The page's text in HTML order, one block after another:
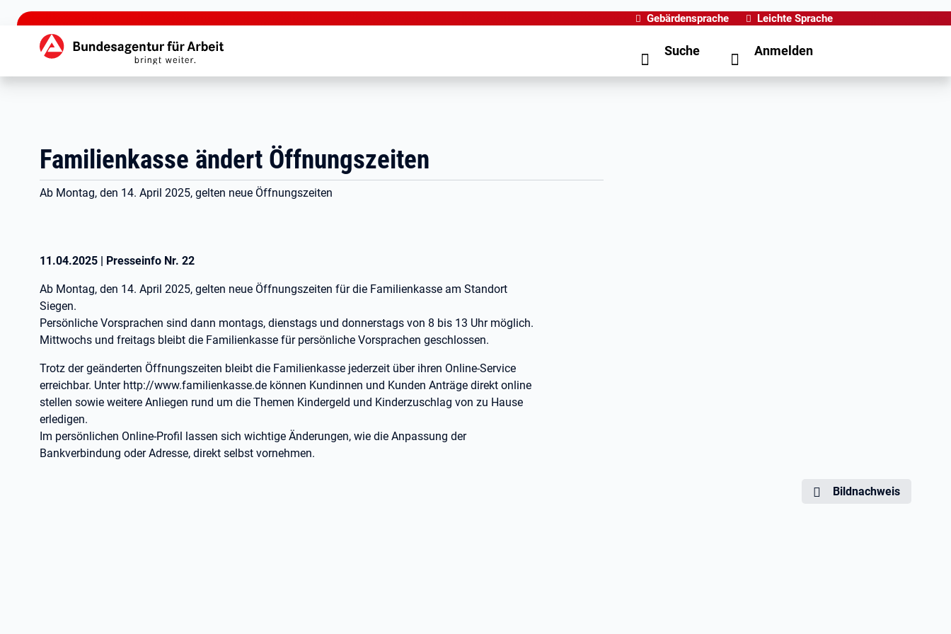
zu den Hauptinhalten springen
Gebärdensprache Leichte Sprache
Hauptnavigation Suche Anmelden
Familienkasse ändert Öffnungszeiten
Ab Montag, den 14. April 2025, gelten neue Öffnungszeiten
11.04.2025 | Presseinfo Nr. 22
Ab Montag, den 14. April 2025, gelten neue Öffnungszeiten für die Familienkasse am Standort
Siegen.
Persönliche Vorsprachen sind dann montags, dienstags und donnerstags von 8 bis 13 Uhr möglich.
Mittwochs und freitags bleibt die Familienkasse für persönliche Vorsprachen geschlossen.
Trotz der geänderten Öffnungszeiten bleibt die Familienkasse jederzeit über ihren Online-Service
erreichbar. Unter http://www.familienkasse.de können Kundinnen und Kunden Anträge direkt online
stellen sowie weitere Anliegen rund um die Themen Kindergeld und Kinderzuschlag von zu Hause
erledigen.
Im persönlichen Online-Profil lassen sich wichtige Änderungen, wie die Anpassung der
Bankverbindung oder Adresse, direkt selbst vornehmen.
Bildnachweis